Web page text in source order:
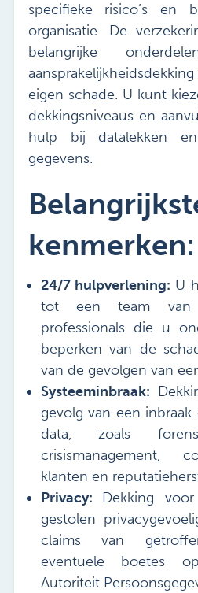
specifieke risico’s en
organisatie. De
belangrijke
eigen schade. U kunt
dekkingsniveaus en
hulp bij datalekken
gegevens.
kenmerken:
24/7 hulpverlening: U
tot een team van
professionals die u
beperken van de
van de gevolgen van
Systeeminbraak:
gevolg van een
data, zoals
crisismanagement,
klanten en
Privacy: Dekking
gestolen
claims van
eventuele boetes
Autoriteit